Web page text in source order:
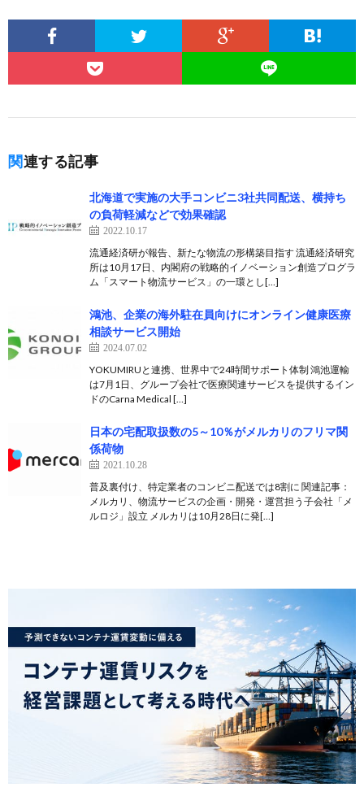
関連する記事
北海道で実施の大手コンビニ3社共同配送、横持ち
の負荷軽減などで効果確認
2022.10.17
流通経済研が報告、新たな物流の形構築目指す 流通経済研究
所は10月17日、内閣府の戦略的イノベーション創造プログラ
ム「スマート物流サービス」の一環とし[…]
鴻池、企業の海外駐在員向けにオンライン健康医療
相談サービス開始
2024.07.02
YOKUMIRUと連携、世界中で24時間サポート体制 鴻池運輸
は7月1日、グループ会社で医療関連サービスを提供するイン
ドのCarna Medical […]
日本の宅配取扱数の5～10％がメルカリのフリマ関
係荷物
2021.10.28
普及裏付け、特定業者のコンビニ配送では8割に 関連記事：
メルカリ、物流サービスの企画・開発・運営担う子会社「メ
ルロジ」設立 メルカリは10月28日に発[…]